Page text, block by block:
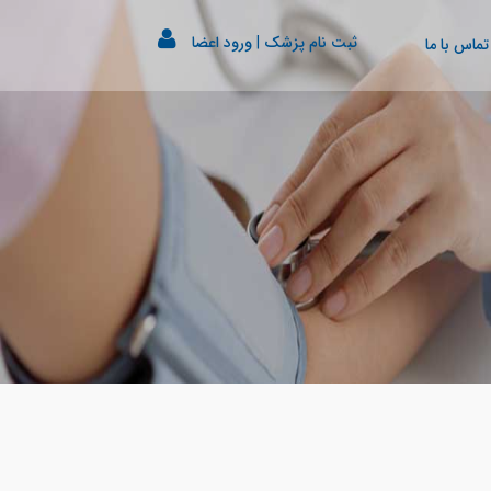
تماس با ما ثبت نام پزشک |ورود اعضا